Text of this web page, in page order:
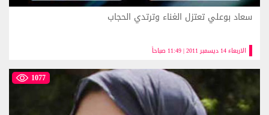
الاربعاء 14 ديسمبر 2011 | 11:49 صباحاً
سعاد بوعلي تعتزل الغناء وترتدي الحجاب
1077